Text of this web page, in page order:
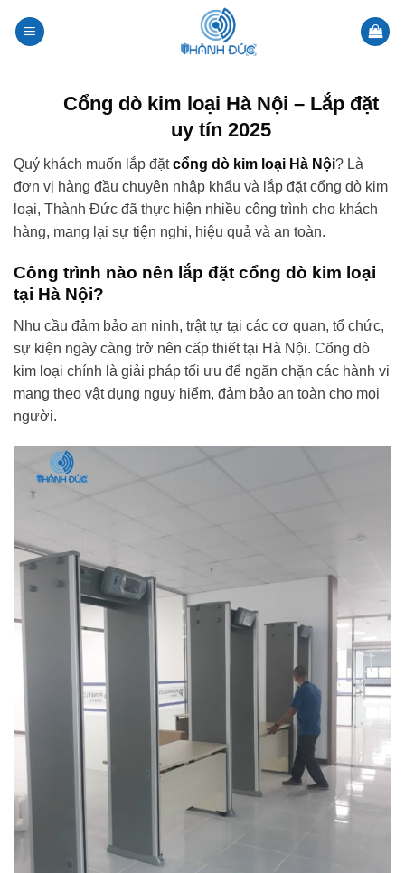
Cổng dò kim loại Hà Nội – Lắp đặt
uy tín 2025
Quý khách muốn lắp đặtcổng dò kim loại Hà Nội? Là
đơn vị hàng đầu chuyên nhập khẩu và lắp đặt cổng dò kim
loại, Thành Đức đã thực hiện nhiều công trình cho khách
hàng, mang lại sự tiện nghi, hiệu quả và an toàn.
Công trình nào nên lắp đặt cổng dò kim loại
tại Hà Nội?
Nhu cầu đảm bảo an ninh, trật tự tại các cơ quan, tổ chức,
sự kiện ngày càng trở nên cấp thiết tại Hà Nội. Cổng dò
kim loại chính là giải pháp tối ưu để ngăn chặn các hành vi
mang theo vật dụng nguy hiểm, đảm bảo an toàn cho mọi
người.